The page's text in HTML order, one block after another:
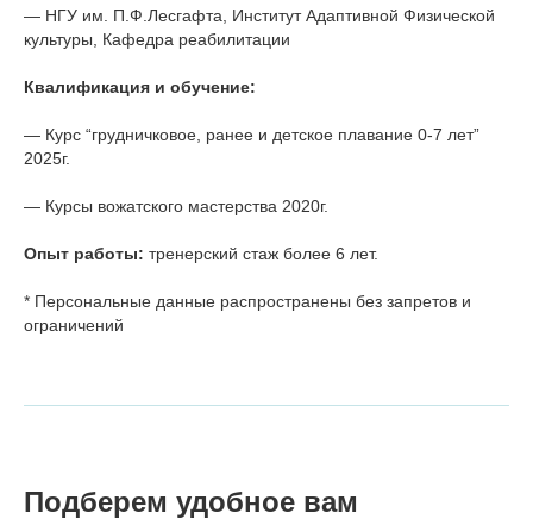
— НГУ им. П.Ф.Лесгафта, Институт Адаптивной Физической
культуры, Кафедра реабилитации
Квалификация и обучение:
— Курс “грудничковое, ранее и детское плавание 0-7 лет”
2025г.
— Курсы вожатского мастерства 2020г.
Опыт работы: тренерский стаж более 6 лет.
* Персональные данные распространены без запретов и
ограничений
Подберем удобное вам